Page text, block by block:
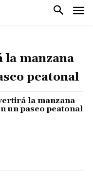
manzana
peatonal
la manzana
un paseo peatonal